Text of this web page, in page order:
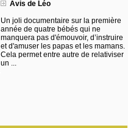
Avis de Léo
Un joli documentaire sur la première
année de quatre bébés qui ne
manquera pas d'émouvoir, d’instruire
et d'amuser les papas et les mamans.
Cela permet entre autre de relativiser
un ...